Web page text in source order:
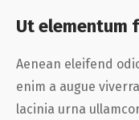
Ut elementum
Aenean eleifend
enim a augue
lacinia urna